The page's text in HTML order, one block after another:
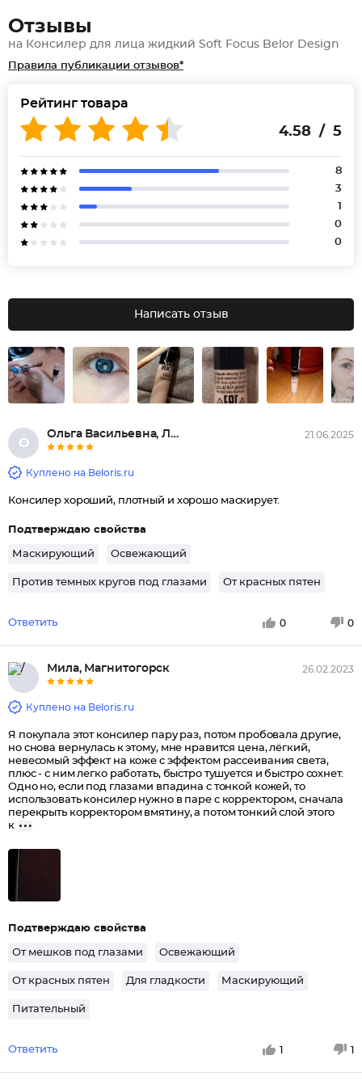
Отзывы
на Консилер для лица жидкий Soft Focus Belor Design
Правила публикации отзывов*
Рейтинг товара
4.58 / 5
8
3
1
0
0
Написать отзыв
О
Ольга Васильевна, Локоть 21.06.2025
Куплено на Beloris.ru
Консилер хороший, плотный и хорошо маскирует.
Подтверждаю свойства
Маскирующий Освежающий
Против темных кругов под глазами От красных пятен
Ответить 0 0
Мила, Магнитогорск 26.02.2023
Куплено на Beloris.ru
Я покупала этот консилер пару раз, потом пробовала другие,
но снова вернулась к этому, мне нравится цена, лёгкий,
невесомый эффект на коже с эффектом рассеивания света,
плюс - с ним легко работать, быстро тушуется и быстро сохнет.
Одно но, если под глазами впадина с тонкой кожей, то
использовать консилер нужно в паре с корректором, сначала
перекрыть корректором вмятину, а потом тонкий слой этого
к
Подтверждаю свойства
От мешков под глазами Освежающий
От красных пятен Для гладкости Маскирующий
Питательный
Ответить 1 1